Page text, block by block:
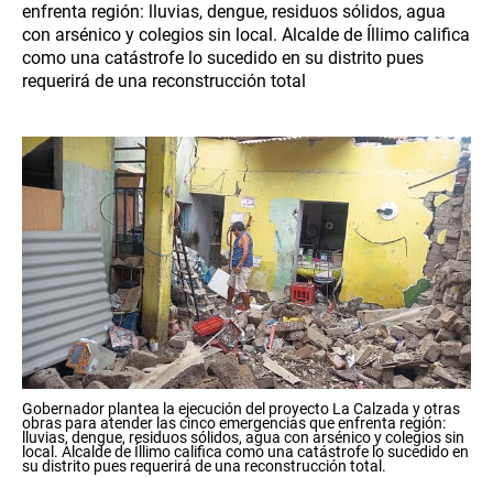
enfrenta región: lluvias, dengue, residuos sólidos, agua
con arsénico y colegios sin local. Alcalde de Íllimo califica
como una catástrofe lo sucedido en su distrito pues
requerirá de una reconstrucción total
Gobernador plantea la ejecución del proyecto La Calzada y otras
obras para atender las cinco emergencias que enfrenta región:
lluvias, dengue, residuos sólidos, agua con arsénico y colegios sin
local. Alcalde de Íllimo califica como una catástrofe lo sucedido en
su distrito pues requerirá de una reconstrucción total.